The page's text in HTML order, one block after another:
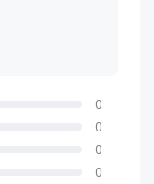
0
0
0
0